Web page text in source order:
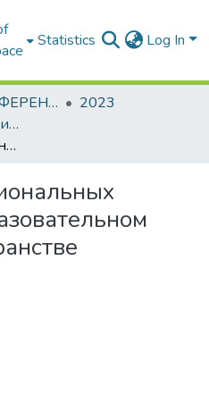
Statistics Log In
МАТЕРІАЛИ КОНФЕРЕНЦІЙ
2023
Проблеми і перспективи мовної підготовки іноземних студентів
Трансляция национальных ценностей в образовательном языковом пространстве